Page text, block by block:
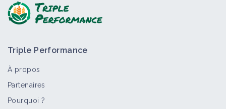
Triple Performance
À propos
Partenaires
Pourquoi ?